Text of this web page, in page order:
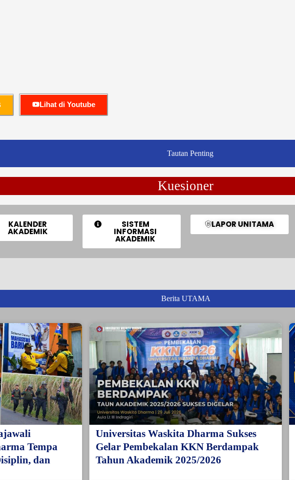
Lihat di Youtube
Tautan Penting
Kuesioner
KALENDER
AKADEMIK
SISTEM
INFORMASI
AKADEMIK
LAPOR UNITAMA
Berita UTAMA
Tempa
dan
Universitas Waskita Dharma Sukses
Gelar Pembekalan KKN Berdampak
Tahun Akademik 2025/2026